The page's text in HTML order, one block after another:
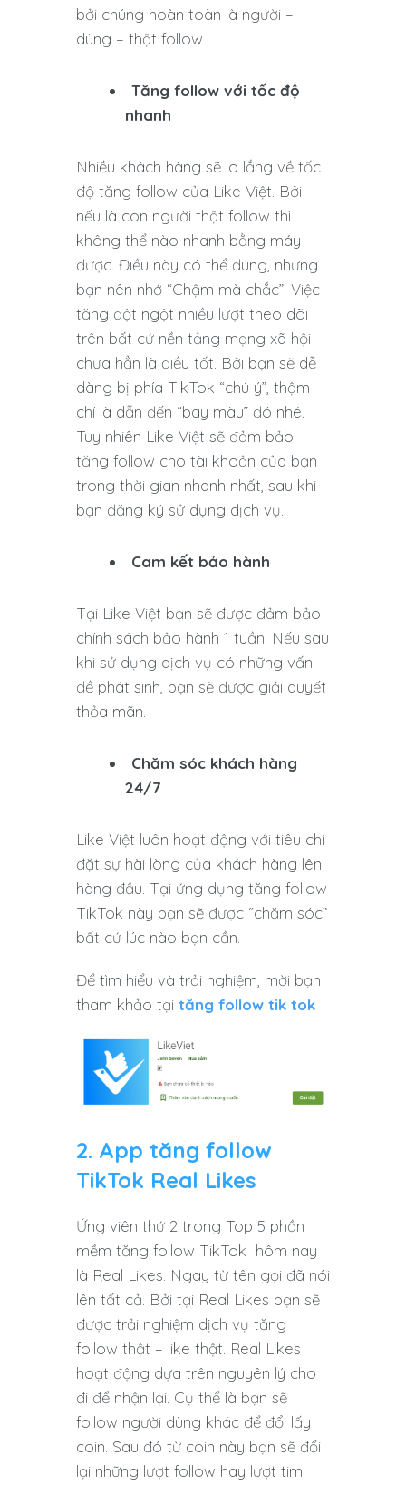
bởi chúng hoàn toàn là người –
dùng – thật follow.
Tăng follow với tốc độ
nhanh
Nhiều khách hàng sẽ lo lắng về tốc
độ tăng follow của Like Việt. Bởi
nếu là con người thật follow thì
không thể nào nhanh bằng máy
được. Điều này có thể đúng, nhưng
bạn nên nhớ “Chậm mà chắc”. Việc
tăng đột ngột nhiều lượt theo dõi
trên bất cứ nền tảng mạng xã hội
chưa hẳn là điều tốt. Bởi bạn sẽ dễ
dàng bị phía TikTok “chú ý”, thậm
chí là dẫn đến “bay màu” đó nhé.
Tuy nhiên Like Việt sẽ đảm bảo
tăng follow cho tài khoản của bạn
trong thời gian nhanh nhất, sau khi
bạn đăng ký sử dụng dịch vụ.
Cam kết bảo hành
Tại Like Việt bạn sẽ được đảm bảo
chính sách bảo hành 1 tuần. Nếu sau
khi sử dụng dịch vụ có những vấn
đề phát sinh, bạn sẽ được giải quyết
thỏa mãn.
Chăm sóc khách hàng
24/7
Like Việt luôn hoạt động với tiêu chí
đặt sự hài lòng của khách hàng lên
hàng đầu. Tại ứng dụng tăng follow
TikTok này bạn sẽ được “chăm sóc”
bất cứ lúc nào bạn cần.
Để tìm hiểu và trải nghiệm, mời bạn
tham khảo tại tăng follow tik tok
2. App tăng follow
TikTok Real Likes
Ứng viên thứ 2 trong Top 5 phần
mềm tăng follow TikTok hôm nay
là Real Likes. Ngay từ tên gọi đã nói
lên tất cả. Bởi tại Real Likes bạn sẽ
được trải nghiệm dịch vụ tăng
follow thật – like thật. Real Likes
hoạt động dựa trên nguyên lý cho
đi để nhận lại. Cụ thể là bạn sẽ
follow người dùng khác để đổi lấy
coin. Sau đó từ coin này bạn sẽ đổi
lại những lượt follow hay lượt tim